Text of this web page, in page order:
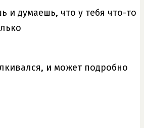
и думаешь, что у тебя что-то
и может подробно